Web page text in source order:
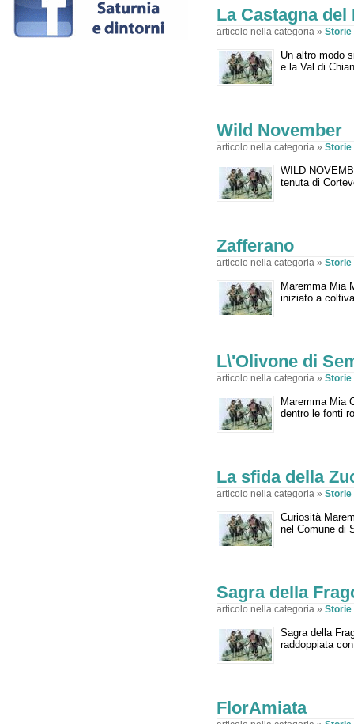
La Castagna del
articolo nella categoria » Storie
Un altro modo
e la Val di
Wild November
articolo nella categoria » Storie
WILD
tenuta di
Zafferano
articolo nella categoria » Storie
Maremma Mia
iniziato a
L\'Olivone di
articolo nella categoria » Storie
Maremma Mia
dentro le fonti
La sfida della
articolo nella categoria » Storie
Curiosità
nel Comune di
Sagra della
articolo nella categoria » Storie
Sagra della
raddoppiata
FlorAmiata